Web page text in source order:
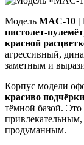
Модель MAC-10 |
пистолет-пулемёт
красной
агрессивный,
заметным и
Корпус модели
красиво
тёмной базой.
продуманным.